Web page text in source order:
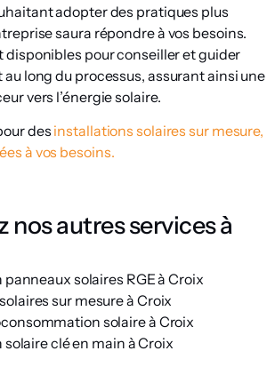
adopter des pratiques plus
saura répondre à vos besoins.
disponibles pour conseiller et guider
long du processus, assurant ainsi une
vers l’énergie solaire.
desinstallations solaires sur mesure,
à vos besoins.
nos autres services à
solaires RGE à Croix
sur mesure à Croix
solaire à Croix
clé en main à Croix